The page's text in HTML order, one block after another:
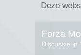
Deze
Forza
Discussie in '